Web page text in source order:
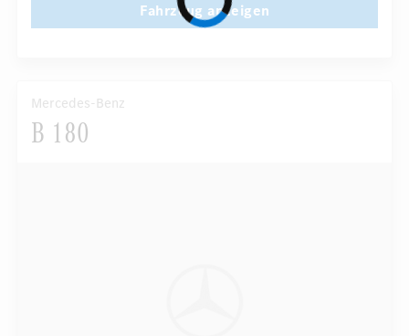
Fahrzeug anzeigen
Mercedes-Benz
B 180